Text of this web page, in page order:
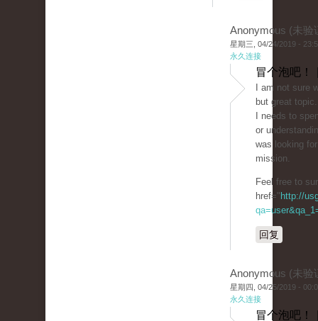
Anonymous (未验
星期三, 04/24/2019 -
永久连接
冒个泡吧！
I am not sure
but great topic.
I needs to
or
was looking
mission.
Feel free to
href=" http://
回复
Anonymous (未验
星期四, 04/25/2019 -
永久连接
冒个泡吧！